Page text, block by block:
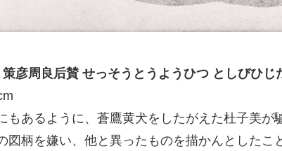
策彦周良后賛 せっそうとうようひつ としび
あるように、蒼鷹黄犬をしたがえた杜子美
図柄を嫌い、他と異ったものを描かんとした